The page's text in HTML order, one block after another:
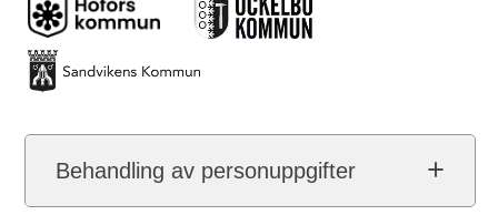
Behandling av personuppgifter